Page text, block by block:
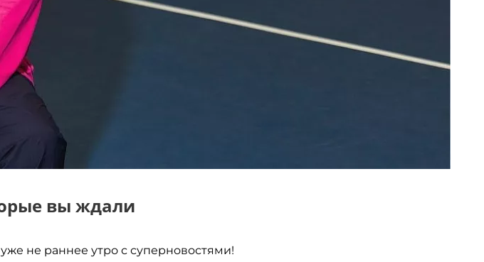
вы ждали
не раннее утро с суперновостями!